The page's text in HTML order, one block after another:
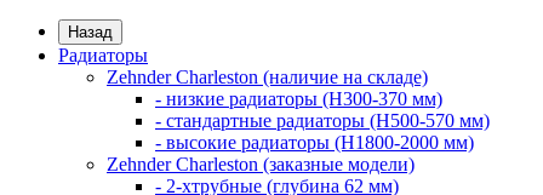
Назад
Радиаторы
Zehnder Charleston (наличие на складе)
- низкие радиаторы (H300-370 мм)
- стандартные радиаторы (H500-570 мм)
- высокие радиаторы (H1800-2000 мм)
Zehnder Charleston (заказные модели)
- 2-хтрубные (глубина 62 мм)